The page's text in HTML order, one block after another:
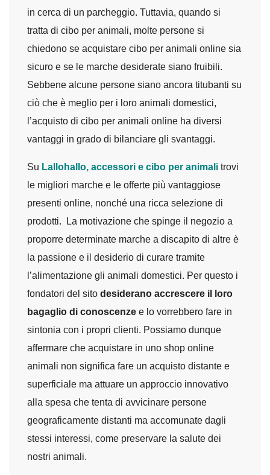
in cerca di un parcheggio. Tuttavia, quando si
tratta di cibo per animali, molte persone si
chiedono se acquistare cibo per animali online sia
sicuro e se le marche desiderate siano fruibili.
Sebbene alcune persone siano ancora titubanti su
ciò che è meglio per i loro animali domestici,
l’acquisto di cibo per animali online ha diversi
vantaggi in grado di bilanciare gli svantaggi.
Su Lallohallo, accessori e cibo per animali trovi
le migliori marche e le offerte più vantaggiose
presenti online, nonché una ricca selezione di
prodotti. La motivazione che spinge il negozio a
proporre determinate marche a discapito di altre è
la passione e il desiderio di curare tramite
l’alimentazione gli animali domestici. Per questo i
fondatori del sito desiderano accrescere il loro
bagaglio di conoscenze e lo vorrebbero fare in
sintonia con i propri clienti. Possiamo dunque
affermare che acquistare in uno shop online
animali non significa fare un acquisto distante e
superficiale ma attuare un approccio innovativo
alla spesa che tenta di avvicinare persone
geograficamente distanti ma accomunate dagli
stessi interessi, come preservare la salute dei
nostri animali.